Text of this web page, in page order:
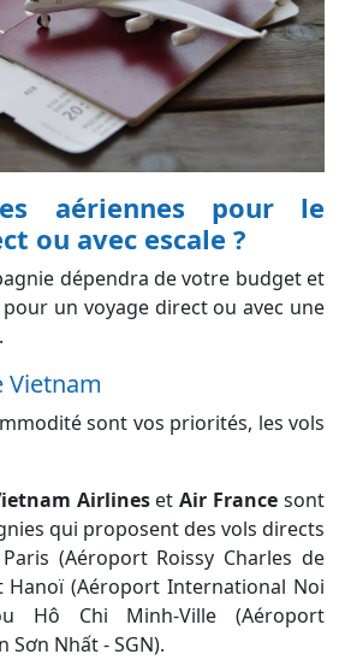
aériennes pour le
ou avec escale ?
dépendra de votre budget et
un voyage direct ou avec une
Vietnam
sont vos priorités, les vols
AirlinesetAir Francesont
qui proposent des vols directs
(Aéroport Roissy Charles de
Hanoï (Aéroport International Noi
Hô Chi Minh-Ville (Aéroport
Nhất - SGN).